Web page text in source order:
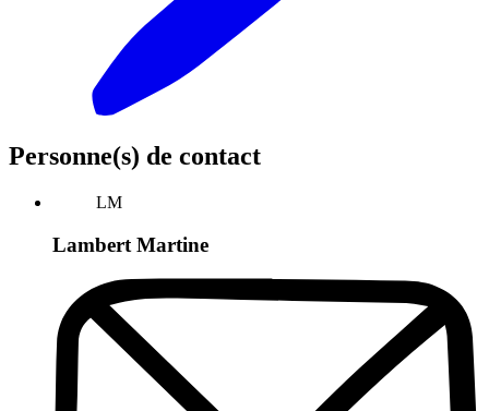
Personne(s) de contact
LM
Lambert Martine